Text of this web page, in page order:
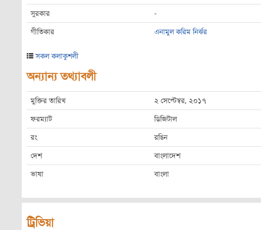
সুরকার -
গীতিকার এনামুল করিম নির্ঝর
সকল কলাকুশলী
অন্যান্য তথ্যাবলী
মুক্তির তারিখ ২ সেপ্টেম্বর, ২০১৭
ফরম্যাট ডিজিটাল
রং রঙিন
দেশ বাংলাদেশ
ভাষা বাংলা
ট্রিভিয়া